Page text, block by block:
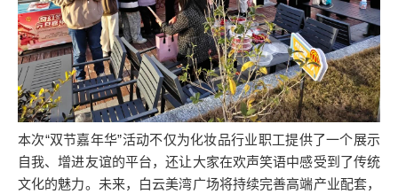
本次“双节嘉年华”活动不仅为化妆品行业职工提供了一个展示
自我、增进友谊的平台，还让大家在欢声笑语中感受到了传统
文化的魅力。未来，白云美湾广场将持续完善高端产业配套，